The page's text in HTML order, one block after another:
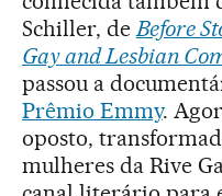
Schiller, deBefore
Gay and Lesbian
passou a
Prêmio Emmy.
oposto,
mulheres da Rive